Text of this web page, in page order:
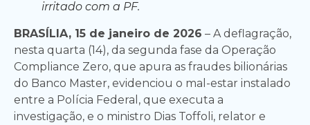
irritado com a PF.
BRASÍLIA, 15 de janeiro de 2026 – A deflagração,
nesta quarta (14), da segunda fase da Operação
Compliance Zero, que apura as fraudes bilionárias
do Banco Master, evidenciou o mal-estar instalado
entre a Polícia Federal, que executa a
investigação, e o ministro Dias Toffoli, relator e